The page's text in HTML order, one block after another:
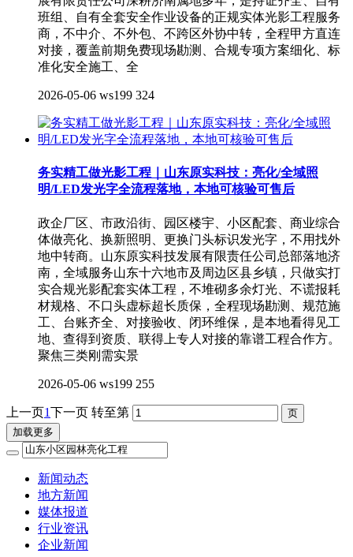
班组、自有全套安全作业设备的正规实体光影工程服务
商，不中介、不外包、不跨区外协中转，全程甲方直连
对接，覆盖前期免费现场勘测、合规专项方案细化、标
准化安全施工、全
2026-05-06 ws199 324
务实精工做光影工程｜山东原实科技：亮化/全域照
明/LED发光字全流程落地，本地可核验可售后
政企厂区、市政沿街、园区楼宇、小区配套、商业综合
体做亮化、换新照明、更换门头标识发光字，不用找外
地中转商。山东原实科技发展有限责任公司总部落地济
南，全域服务山东十六地市及周边区县乡镇，只做实打
实合规光影配套实体工程，不堆砌多余灯光、不谎报耗
材规格、不口头虚标超长质保，全程现场勘测、规范施
工、台账齐全、对接验收、闭环维保，是本地看得见工
地、查得到资质、联得上专人对接的靠谱工程合作方。
聚焦三类刚需实景
2026-05-06 ws199 255
上一页1下一页 转至第
加载更多
新闻动态
地方新闻
媒体报道
行业资讯
企业新闻